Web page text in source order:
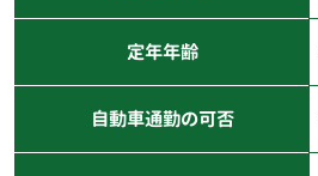
定年年齢
自動車通勤の可否